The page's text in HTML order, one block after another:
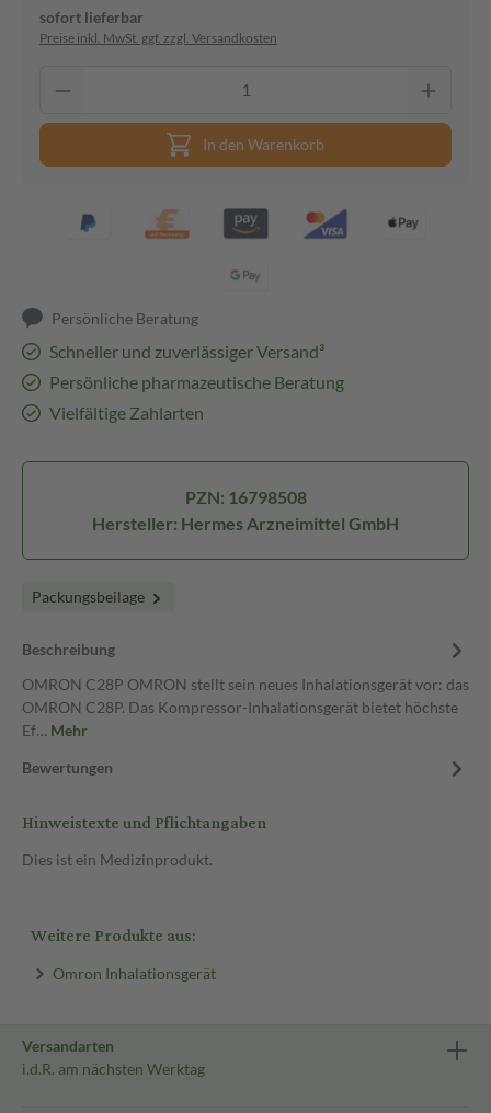
sofort lieferbar
Preise inkl. MwSt. ggf. zzgl. Versandkosten
In den Warenkorb
Persönliche Beratung
Schneller und zuverlässiger Versand³
Persönliche pharmazeutische Beratung
Vielfältige Zahlarten
PZN: 16798508
Hersteller: Hermes Arzneimittel GmbH
Packungsbeilage
Beschreibung
OMRON C28P OMRON stellt sein neues Inhalationsgerät vor: das
OMRON C28P. Das Kompressor-Inhalationsgerät bietet höchste
Ef… Mehr
Bewertungen
Hinweistexte und Pflichtangaben
Dies ist ein Medizinprodukt.
Weitere Produkte aus:
Omron Inhalationsgerät
Versandarten
i.d.R. am nächsten Werktag